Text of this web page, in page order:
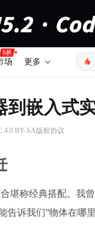
场 更多
到嵌入式
4.0 BY-SA版权协议
称经典搭配。我
告诉我们"物体在